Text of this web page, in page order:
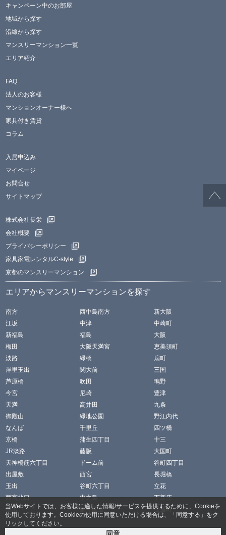
当Webサイトでは、お客様に適した情報/サービスを提供するために、Cookieを
使用しております。Cookieの使用に同意いただける場合は、「同意する」をク
リックしてください。
キャンペーン中のお部屋
地域から探す
沿線から探す
マンスリーマンション一覧
エリア紹介
FAQ
法人のお客様
マンションオーナー様へ
家具付き賃貸
コラム
入居申込み
マイページ
お問合せ
サイトマップ
株式会社長栄
会社概要
プライバシーポリシー
家具家電レンタルC-style
京都のマンスリーマンション
エリアからマンスリーマンションを探す
南方 西中島南方
新大阪
江坂
中津
中崎町
新福島
福島
大阪
梅田
大阪天満宮
恵美須町
淡路
緑橋
扇町
岸里玉出
関大前
三国
芦原橋
吹田
鴫野
今宮
尼崎
豊津
天満
高井田
九条
御殿山
緑地公園
野江内代
なんば
千里丘
四ツ橋
京橋
蒲生四丁目
十三
JR淡路
藤阪
大国町
天神橋筋六丁目
ドーム前
谷町四丁目
出屋敷
西宮
長堀橋
玉出
谷町六丁目
立花
西宮北口
中之島
下新庄
放出
阪神国道 松屋町